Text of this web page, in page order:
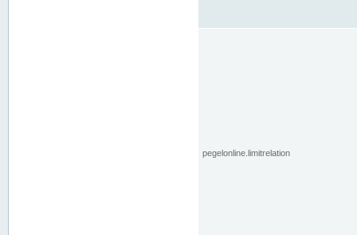
pegelonline.limitrelation